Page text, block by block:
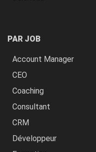
PAR JOB
Account Manager
CEO
Coaching
Consultant
CRM
Développeur